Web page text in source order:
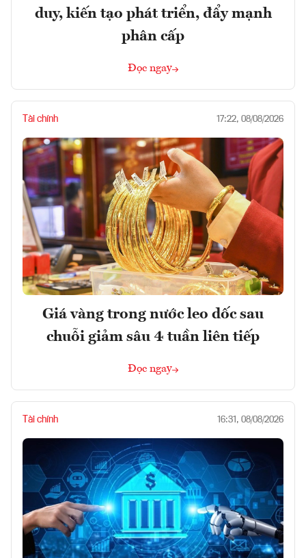
duy, kiến tạo phát triển, đẩy mạnh
phân cấp
Đọc ngay
Tài chính 17:22, 08/08/2026
Giá vàng trong nước leo dốc sau
chuỗi giảm sâu 4 tuần liên tiếp
Đọc ngay
Tài chính 16:31, 08/08/2026